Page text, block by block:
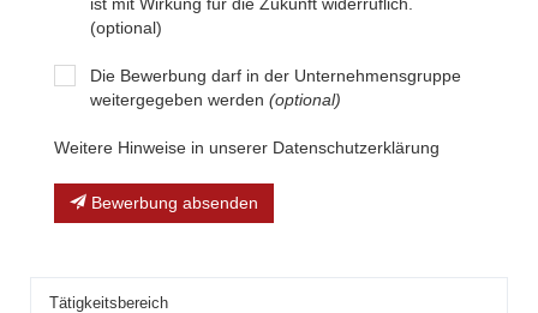
(optional)
Die Bewerbung darf in der Unternehmensgruppe
weitergegeben werden (optional)
Weitere Hinweise in unserer Datenschutzerklärung
Bewerbung absenden
Tätigkeitsbereich